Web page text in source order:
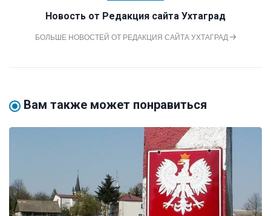
Новость от Редакция сайта Ухтаград
БОЛЬШЕ НОВОСТЕЙ ОТ РЕДАКЦИЯ САЙТА УХТАГРАД
Вам также может понравиться